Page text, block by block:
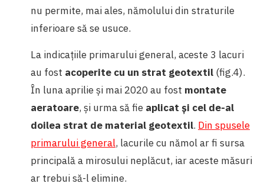
nu permite, mai ales, nămolului din straturile
inferioare să se usuce.
La indicațiile primarului general, aceste 3 lacuri
au fost acoperite cu un strat geotextil (fig.4).
În luna aprilie și mai 2020 au fost montate
aeratoare, și urma să fie aplicat și cel de-al
doilea strat de material geotextil. Din spusele
primarului general, lacurile cu nămol ar fi sursa
principală a mirosului neplăcut, iar aceste măsuri
ar trebui să-l elimine.